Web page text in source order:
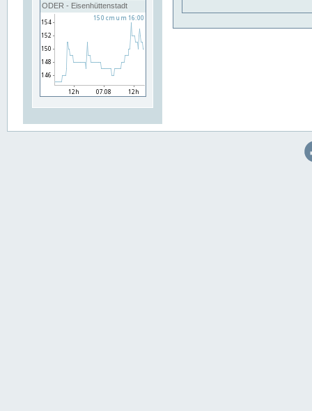
ODER - Eisenhüttenstadt